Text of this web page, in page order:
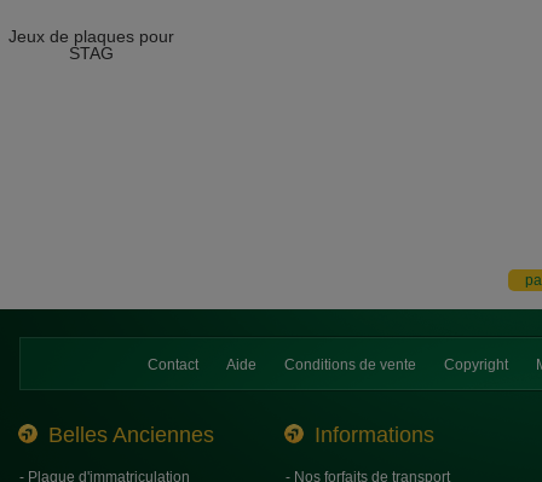
Jeux de plaques pour
STAG
Contact Aide Conditions de vente Copyright
Belles Anciennes Informations
- Plaque d'immatriculation - Nos forfaits de transport